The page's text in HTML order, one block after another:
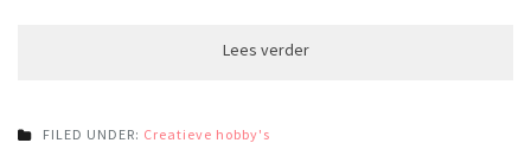
FILED UNDER: Creatieve hobby's